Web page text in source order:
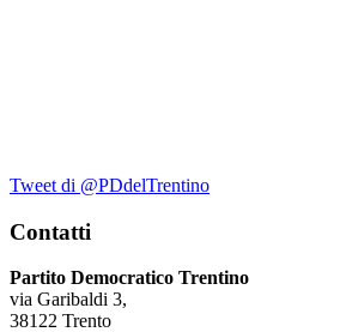
Tweet di @PDdelTrentino
Contatti
Partito Democratico Trentino
via Garibaldi 3,
38122 Trento